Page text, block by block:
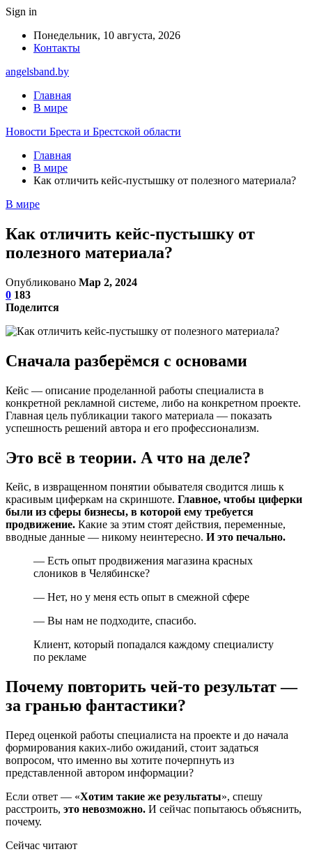
Sign in
Понедельник, 10 августа, 2026
Контакты
angelsband.by
Главная
В мире
Новости Бреста и Брестской области
Главная
В мире
Как отличить кейс-пустышку от полезного материала?
В мире
Как отличить кейс-пустышку от
полезного материала?
Опубликовано Мар 2, 2024
0 183
Поделится
Сначала разберёмся с основами
Кейс — описание проделанной работы специалиста в
конкретной рекламной системе, либо на конкретном проекте.
Главная цель публикации такого материала — показать
успешность решений автора и его профессионализм.
Это всё в теории. А что на деле?
Кейс, в извращенном понятии обывателя сводится лишь к
красивым циферкам на скриншоте. Главное, чтобы циферки
были из сферы бизнесы, в которой ему требуется
продвижение. Какие за этим стоят действия, переменные,
вводные данные — никому неинтересно. И это печально.
— Есть опыт продвижения магазина красных
слоников в Челябинске?
— Нет, но у меня есть опыт в смежной сфере
— Вы нам не подходите, спасибо.
Клиент, который попадался каждому специалисту
по рекламе
Почему повторить чей-то результат —
за гранью фантастики?
Перед оценкой работы специалиста на проекте и до начала
формирования каких-либо ожиданий, стоит задаться
вопросом, что именно вы хотите почерпнуть из
представленной автором информации?
Если ответ — «Хотим такие же результаты», спешу
расстроить, это невозможно. И сейчас попытаюсь объяснить,
почему.
Сейчас читают